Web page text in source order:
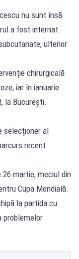
nu sunt însă
a fost internat
ulterior
chirurgicală
iar în ianuarie
la București.
selecționer al
recent
26 martie, meciul din
Cupa Mondială.
la partida cu
problemelor